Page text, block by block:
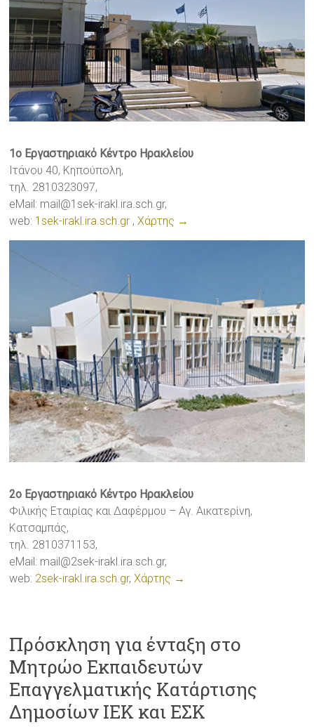
1ο Εργαστηριακό Κέντρο Ηρακλείου
Ιτάνου 40, Κηπούπολη,
τηλ. 2810323097,
eMail: mail@1sek-irakl.ira.sch.gr,
web: 1sek-irakl.ira.sch.gr ,Χάρτης →
2ο Εργαστηριακό Κέντρο Ηρακλείου
Φιλικής Εταιρίας και Δαφέρμου – Αγ. Αικατερίνη,
Κατσαμπάς,
τηλ. 2810371153,
eMail: mail@2sek-irakl.ira.sch.gr,
web: 2sek-irakl.ira.sch.gr, Χάρτης →
Πρόσκληση για ένταξη στο
Μητρώο Εκπαιδευτών
Επαγγελματικής Κατάρτισης
Δημοσίων ΙΕΚ και ΕΣΚ